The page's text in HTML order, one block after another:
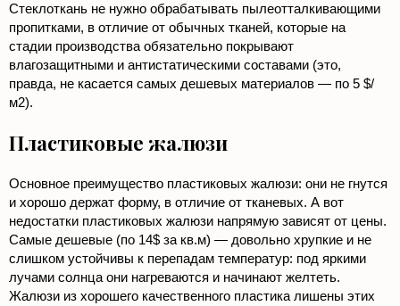
Стеклоткань не нужно обрабатывать пылеотталкивающими
пропитками, в отличие от обычных тканей, которые на
стадии производства обязательно покрывают
влагозащитными и антистатическими составами (это,
правда, не касается самых дешевых материалов — по 5 $/
м2).
Пластиковые жалюзи
Основное преимущество пластиковых жалюзи: они не гнутся
и хорошо держат форму, в отличие от тканевых. А вот
недостатки пластиковых жалюзи напрямую зависят от цены.
Самые дешевые (по 14$ за кв.м) — довольно хрупкие и не
слишком устойчивы к перепадам температур: под яркими
лучами солнца они нагреваются и начинают желтеть.
Жалюзи из хорошего качественного пластика лишены этих